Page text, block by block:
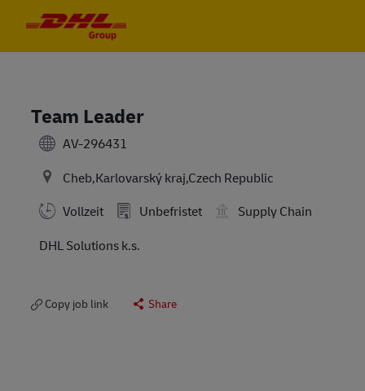
Team Leader
AV-296431
Cheb,Karlovarský kraj,Czech Republic
Vollzeit
Unbefristet
Supply Chain
DHL Solutions k.s.
Copy job link Share